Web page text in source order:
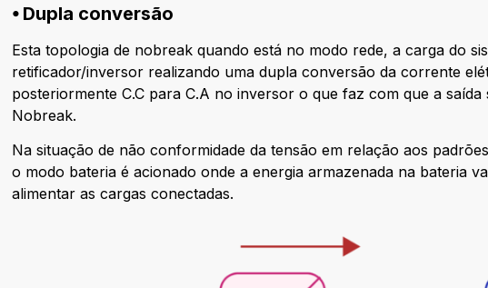
⦁ Dupla conversão
Esta topologia de nobreak quando está no modo rede, a carga do
retificador/inversor realizando uma dupla conversão da corrente
posteriormente C.C para C.A no inversor o que faz com que a saída
Nobreak.
Na situação de não conformidade da tensão em relação aos
o modo bateria é acionado onde a energia armazenada na bateria
alimentar as cargas conectadas.